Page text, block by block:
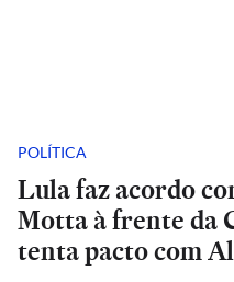
POLÍTICA
Lula faz acordo
Motta à frente da
tenta pacto com